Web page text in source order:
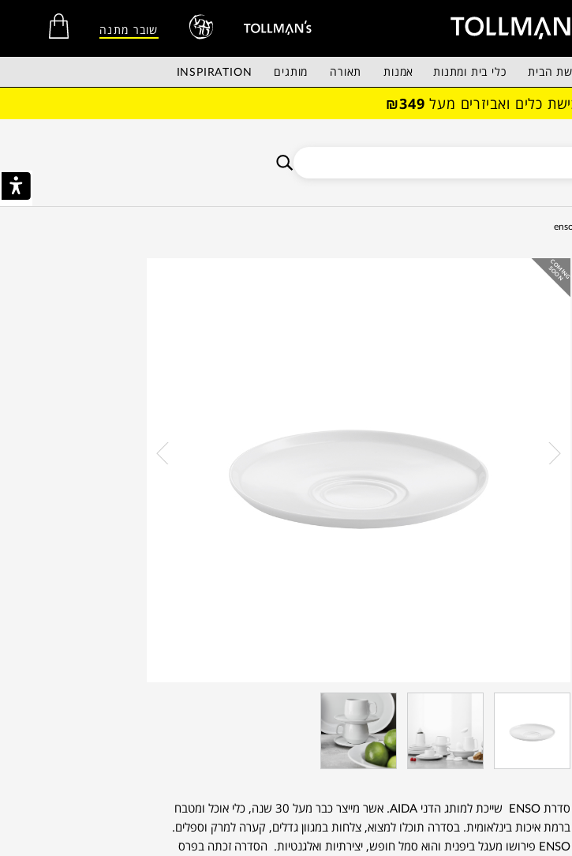
שובר מתנה
הבית כלי בית ומתנות אמנות תאורה מותגים INSPIRATION
כלים ואביזרים מעל ₪349
C
O
M
IN
G
S
O
O
N
סדרת ENSO שייכת למותג הדני AIDA. אשר מייצר כבר מעל 30 שנה, כלי אוכל ומטבח
ברמת איכות בינלאומית. בסדרה תוכלו למצוא, צלחות במגוון גדלים, קערה למרק וספלים.
ENSO פירושו מעגל ביפנית והוא סמל חופש, יצירתיות ואלגנטיות. הסדרה זכתה בפרס